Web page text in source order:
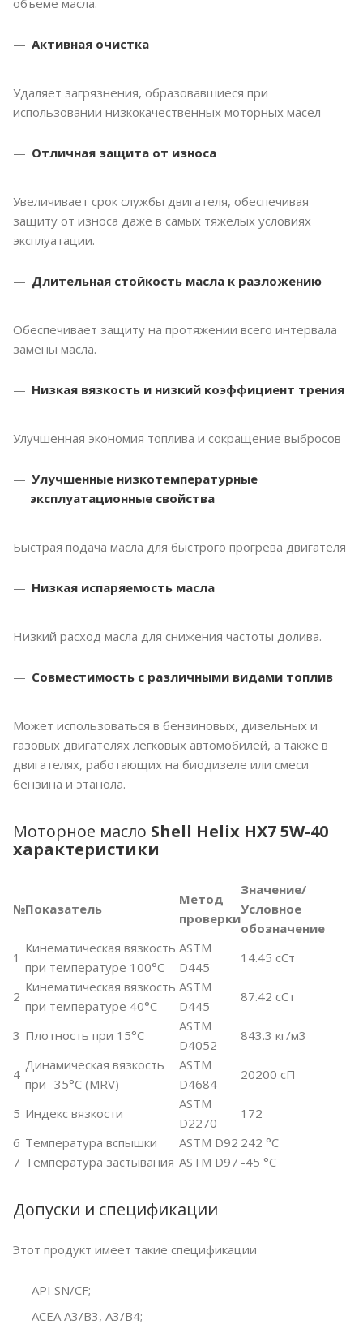
объеме масла.
Активная очистка
Удаляет загрязнения, образовавшиеся при
использовании низкокачественных моторных масел
Отличная защита от износа
Увеличивает срок службы двигателя, обеспечивая
защиту от износа даже в самых тяжелых условиях
эксплуатации.
Длительная стойкость масла к разложению
Обеспечивает защиту на протяжении всего интервала
замены масла.
Низкая вязкость и низкий коэффициент трения
Улучшенная экономия топлива и сокращение выбросов
Улучшенные низкотемпературные
эксплуатационные свойства
Быстрая подача масла для быстрого прогрева двигателя
Низкая испаряемость масла
Низкий расход масла для снижения частоты долива.
Совместимость с различными видами топлив
Может использоваться в бензиновых, дизельных и
газовых двигателях легковых автомобилей, а также в
двигателях, работающих на биодизеле или смеси
бензина и этанола.
Моторное масло Shell Helix HX7 5W-40
характеристики
№Показатель
Метод
проверки
Значение/
Условное
обозначение
1
Кинематическая вязкость
при температуре 100°C
ASTM
D445
14.45 сСт
2
Кинематическая вязкость
при температуре 40°C
ASTM
D445
87.42 сСт
3 Плотность при 15°C
ASTM
D4052
843.3 кг/м3
4
Динамическая вязкость
при -35°C (MRV)
ASTM
D4684
20200 сП
5 Индекс вязкости
ASTM
D2270
172
6 Температура вспышки ASTM D92 242 °C
7 Температура застывания ASTM D97 -45 °C
Допуски и спецификации
Этот продукт имеет такие спецификации
API SN/CF;
ACEA A3/B3, A3/B4;